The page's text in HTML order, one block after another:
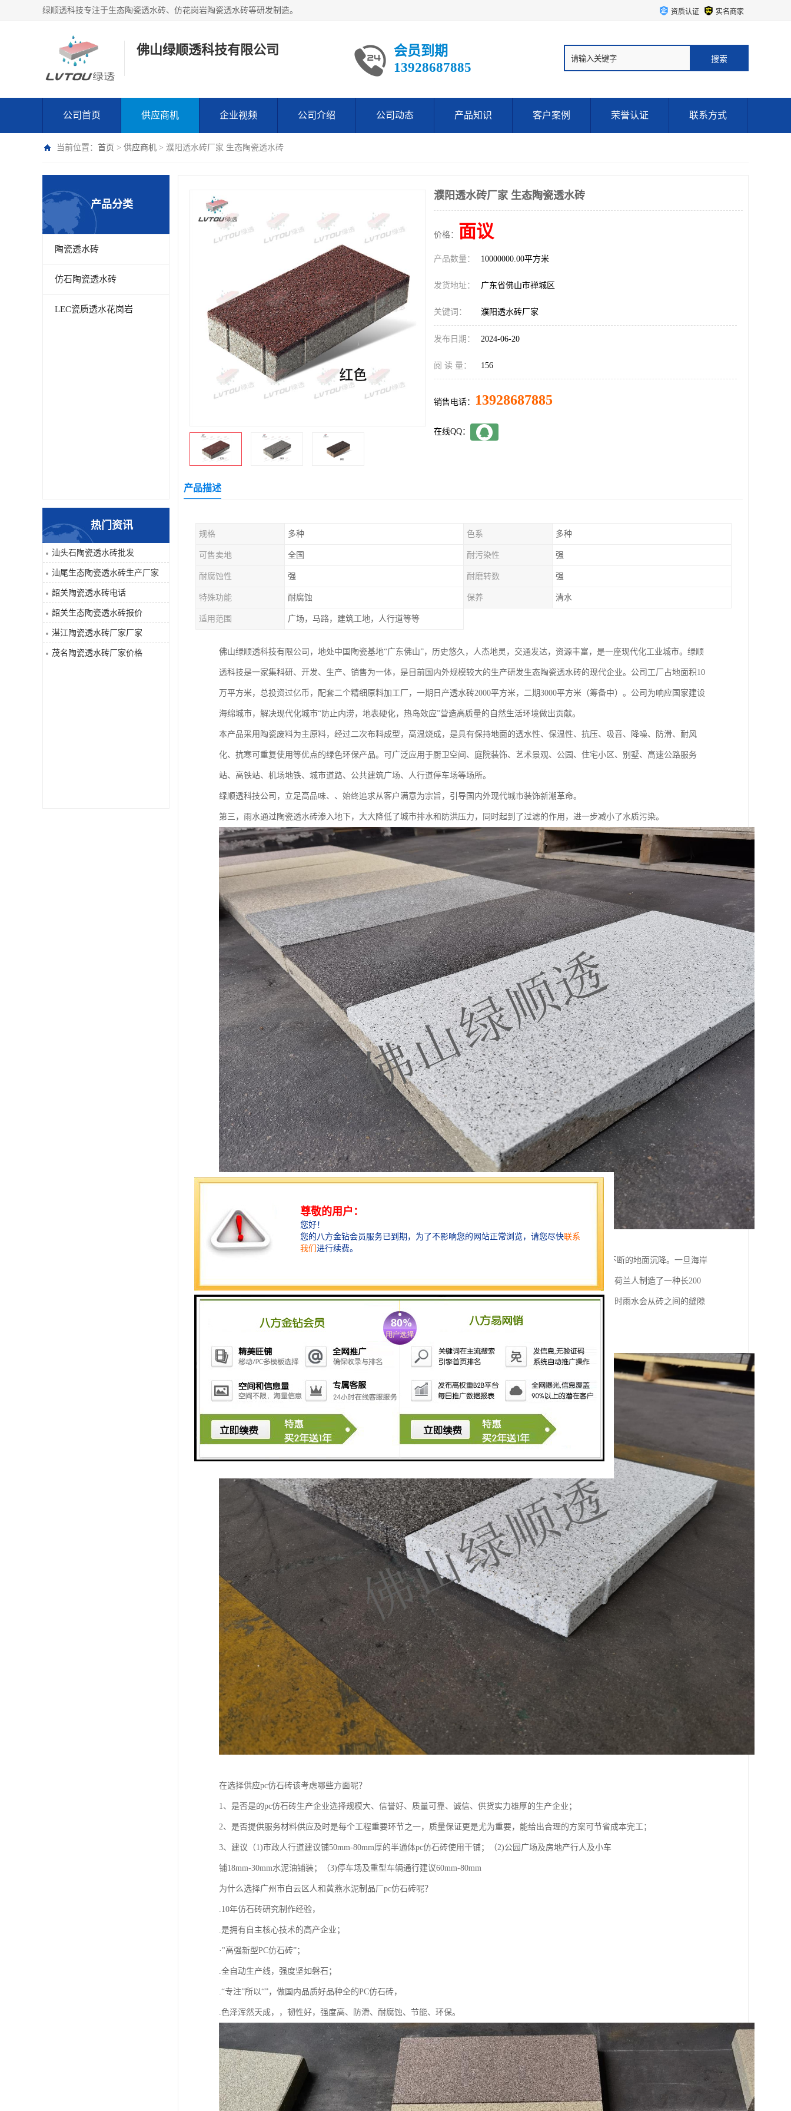
绿顺透科技专注于生态陶瓷透水砖、仿花岗岩陶瓷透水砖等研发制造。 资质认证 实名商家
佛山绿顺透科技有限公司
会员到期
13928687885
公司首页 供应商机 企业视频 公司介绍 公司动态 产品知识 客户案例 荣誉认证 联系方式
当前位置： 首页 > 供应商机 > 濮阳透水砖厂家 生态陶瓷透水砖
产品分类
陶瓷透水砖
仿石陶瓷透水砖
LEC瓷质透水花岗岩
热门资讯
汕头石陶瓷透水砖批发
汕尾生态陶瓷透水砖生产厂家
韶关陶瓷透水砖电话
韶关生态陶瓷透水砖报价
湛江陶瓷透水砖厂家厂家
茂名陶瓷透水砖厂家价格
濮阳透水砖厂家 生态陶瓷透水砖
价格： 面议
产品数量： 10000000.00平方米
发货地址： 广东省佛山市禅城区
关键词： 濮阳透水砖厂家
发布日期： 2024-06-20
阅 读 量： 156
销售电话： 13928687885
在线QQ：
产品描述
规格 多种 色系 多种
可售卖地 全国 耐污染性 强
耐腐蚀性 强 耐磨转数 强
特殊功能 耐腐蚀 保养 清水
适用范围 广场，马路，建筑工地，人行道等等
佛山绿顺透科技有限公司，地处中国陶瓷基地“广东佛山”，历史悠久，人杰地灵，交通发达，资源丰富，是一座现代化工业城市。绿顺
透科技是一家集科研、开发、生产、销售为一体，是目前国内外规模较大的生产研发生态陶瓷透水砖的现代企业。公司工厂占地面积10
万平方米，总投资过亿币，配套二个精细原料加工厂，一期日产透水砖2000平方米，二期3000平方米（筹备中）。公司为响应国家建设
海绵城市，解决现代化城市“防止内涝，地表硬化，热岛效应”营造高质量的自然生活环境做出贡献。
本产品采用陶瓷废料为主原料，经过二次布料成型，高温烧成，是具有保持地面的透水性、保温性、抗压、吸音、降噪、防滑、耐风
化、抗寒可重复使用等优点的绿色环保产品。可广泛应用于厨卫空间、庭院装饰、艺术景观、公园、住宅小区、别墅、高速公路服务
站、高铁站、机场地铁、城市道路、公共建筑广场、人行道停车场等场所。
绿顺透科技公司，立足高品味、、始终追求从客户满意为宗旨，引导国内外现代城市装饰新潮革命。
第三，雨水通过陶瓷透水砖渗入地下，大大降低了城市排水和防洪压力，同时起到了过滤的作用，进一步减小了水质污染。
透水砖起源于荷兰,在荷兰人围海造城的过程中，发现排开海水后的地面会因为长期接触不到水分而造成持续不断的地面沉降。一旦海岸
线上的堤坝被冲开，海水会迅速冲到比海平面低很多的城市把整个临海城市全部淹没。为了使地面不再下沉，荷兰人制造了一种长200
毫米宽100毫米50或60毫米高的小型路面砖铺设在街道路面上，并使砖与砖之间预留了2毫米的缝隙。这样下雨时雨水会从砖之间的缝隙
中渗入地下。这就是后来很有名的荷兰砖。
在选择供应pc仿石砖该考虑哪些方面呢？
1、是否是的pc仿石砖生产企业选择规模大、信誉好、质量可靠、诚信、供货实力雄厚的生产企业；
2、是否提供服务材料供应及时是每个工程重要环节之一，质量保证更是尤为重要，能给出合理的方案可节省成本完工；
3、建议（1)市政人行道建议铺50mm-80mm厚的半通体pc仿石砖使用干铺；（2)公园广场及房地产行人及小车
铺18mm-30mm水泥油铺装；（3)停车场及重型车辆通行建议60mm-80mm
为什么选择广州市白云区人和黄燕水泥制品厂pc仿石砖呢？
.10年仿石砖研究制作经验，
.是拥有自主核心技术的高产企业；
·"高强新型PC仿石砖”；
.全自动生产线，强度坚如磐石；
.“专注”所以“”，做国内品质好品种全的PC仿石砖，
.色泽浑然天成，，韧性好，强度高、防滑、耐腐蚀、节能、环保。